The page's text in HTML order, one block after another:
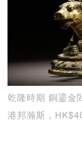
乾隆時期 銅鎏金
港邦瀚斯，